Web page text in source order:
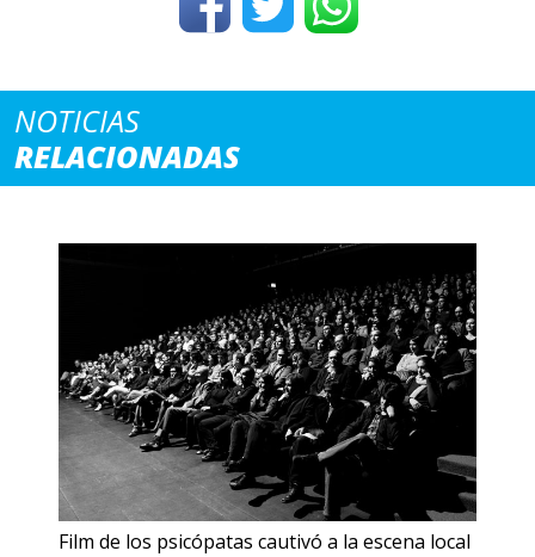
NOTICIAS
RELACIONADAS
Film de los psicópatas cautivó a la escena local